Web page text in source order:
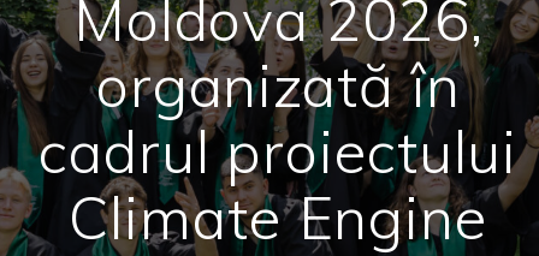
Moldova 2026,
organizată în
cadrul proiectului
Climate Engine